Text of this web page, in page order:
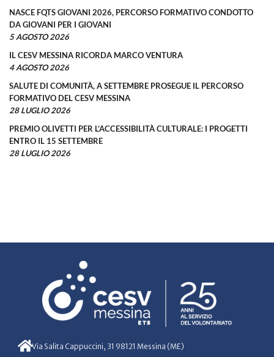
NASCE FQTS GIOVANI 2026, PERCORSO FORMATIVO CONDOTTO
DA GIOVANI PER I GIOVANI
5 AGOSTO 2026
IL CESV MESSINA RICORDA MARCO VENTURA
4 AGOSTO 2026
SALUTE DI COMUNITÀ, A SETTEMBRE PROSEGUE IL PERCORSO
FORMATIVO DEL CESV MESSINA
28 LUGLIO 2026
PREMIO OLIVETTI PER L’ACCESSIBILITÀ CULTURALE: I PROGETTI
ENTRO IL 15 SETTEMBRE
28 LUGLIO 2026
Via Salita Cappuccini, 31 98121 Messina (ME)